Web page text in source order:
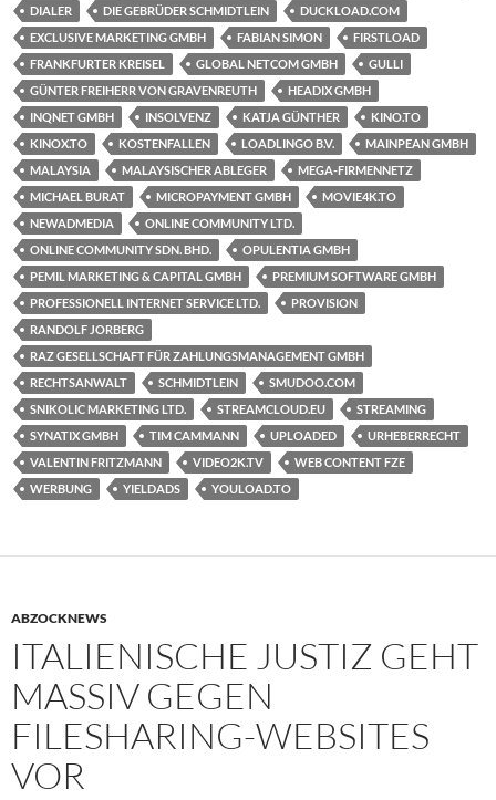
DIALER
DIE GEBRÜDER SCHMIDTLEIN
DUCKLOAD.COM
EXCLUSIVE MARKETING GMBH
FABIAN SIMON
FIRSTLOAD
FRANKFURTER KREISEL
GLOBAL NETCOM GMBH
GULLI
GÜNTER FREIHERR VON GRAVENREUTH
HEADIX GMBH
INQNET GMBH
INSOLVENZ KATJA GÜNTHER
KINO.TO
KINOX.TO
KOSTENFALLEN LOADLINGO B.V.
MAINPEAN GMBH
MALAYSIA
MALAYSISCHER ABLEGER
MEGA-FIRMENNETZ
MICHAEL BURAT
MICROPAYMENT GMBH
MOVIE4K.TO
NEWADMEDIA
ONLINE COMMUNITY LTD.
ONLINE COMMUNITY SDN. BHD.
OPULENTIA GMBH
PEMIL MARKETING & CAPITAL GMBH
PREMIUM SOFTWARE GMBH
PROFESSIONELL INTERNET SERVICE LTD.
PROVISION
RANDOLF JORBERG
RAZ GESELLSCHAFT FÜR ZAHLUNGSMANAGEMENT GMBH
RECHTSANWALT
SCHMIDTLEIN
SMUDOO.COM
SNIKOLIC MARKETING LTD.
STREAMCLOUD.EU
STREAMING
SYNATIX GMBH
TIM CAMMANN UPLOADED
URHEBERRECHT
VALENTIN FRITZMANN
VIDEO2K.TV
WEB CONTENT FZE
WERBUNG
YIELDADS YOULOAD.TO
ABZOCKNEWS
ITALIENISCHE JUSTIZ GEHT
MASSIV GEGEN
FILESHARING-WEBSITES
VOR